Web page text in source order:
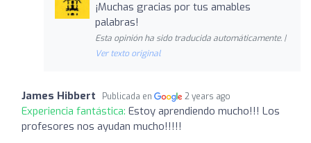
¡Muchas gracias por tus amables
palabras!
Esta opinión ha sido traducida automáticamente. |
Ver texto original
James Hibbert Publicada en 2 years ago
Experiencia fantástica: Estoy aprendiendo mucho!!! Los
profesores nos ayudan mucho!!!!!